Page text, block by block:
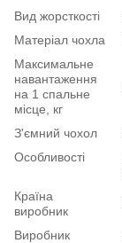
Вид жорсткості
Матеріал чохла
Максимальне
навантаження
на 1 спальне
місце, кг
З'ємний чохол
Особливості
Країна
виробник
Виробник